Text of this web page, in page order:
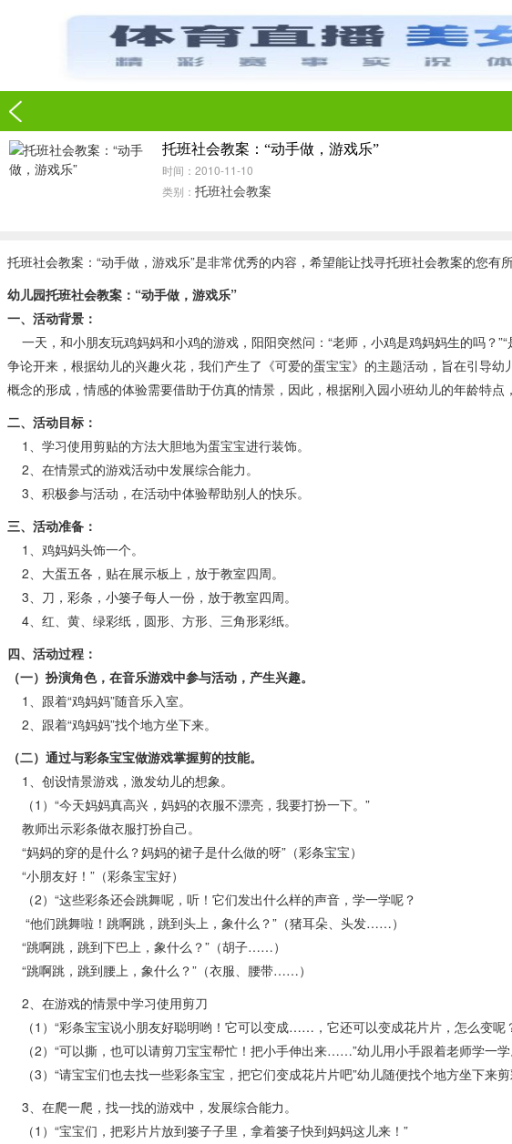
托班社会教案：“动手做，游戏乐”
时间：2010-11-10
类别： 托班社会教案
托班社会教案：“动手做，游戏乐”是非常优秀的内容，希望能让找寻托班社会教案的您有所
幼儿园托班社会教案：“动手做，游戏乐”
一、活动背景：
一天，和小朋友玩鸡妈妈和小鸡的游戏，阳阳突然问：“老师，小鸡是鸡妈妈生的吗？
争论开来，根据幼儿的兴趣火花，我们产生了《可爱的蛋宝宝》的主题活动，旨在引导
概念的形成，情感的体验需要借助于仿真的情景，因此，根据刚入园小班幼儿的年龄特
二、活动目标：
1、学习使用剪贴的方法大胆地为蛋宝宝进行装饰。
2、在情景式的游戏活动中发展综合能力。
3、积极参与活动，在活动中体验帮助别人的快乐。
三、活动准备：
1、鸡妈妈头饰一个。
2、大蛋五各，贴在展示板上，放于教室四周。
3、刀，彩条，小篓子每人一份，放于教室四周。
4、红、黄、绿彩纸，圆形、方形、三角形彩纸。
四、活动过程：
（一）扮演角色，在音乐游戏中参与活动，产生兴趣。
1、跟着“鸡妈妈”随音乐入室。
2、跟着“鸡妈妈”找个地方坐下来。
（二）通过与彩条宝宝做游戏掌握剪的技能。
1、创设情景游戏，激发幼儿的想象。
（1）“今天妈妈真高兴，妈妈的衣服不漂亮，我要打扮一下。”
教师出示彩条做衣服打扮自己。
“妈妈的穿的是什么？妈妈的裙子是什么做的呀”（彩条宝宝）
“小朋友好！”（彩条宝宝好）
（2）“这些彩条还会跳舞呢，听！它们发出什么样的声音，学一学呢？
“他们跳舞啦！跳啊跳，跳到头上，象什么？”（猪耳朵、头发……）
“跳啊跳，跳到下巴上，象什么？”（胡子……）
“跳啊跳，跳到腰上，象什么？”（衣服、腰带……）
2、在游戏的情景中学习使用剪刀
（1）“彩条宝宝说小朋友好聪明哟！它可以变成……，它还可以变成花片片，怎么变呢
（2）“可以撕，也可以请剪刀宝宝帮忙！把小手伸出来……”幼儿用小手跟着老师学一学
（3）“请宝宝们也去找一些彩条宝宝，把它们变成花片片吧”幼儿随便找个地方坐下来剪
3、在爬一爬，找一找的游戏中，发展综合能力。
（1）“宝宝们，把彩片片放到篓子子里，拿着篓子快到妈妈这儿来！”